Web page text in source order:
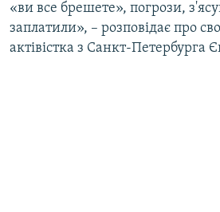
«ви все брешете», погрози,
заплатили», – розповідає про
актівістка з Санкт-Петербурга